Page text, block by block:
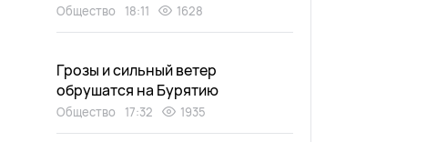
Общество 18:11 1628
Грозы и сильный ветер
обрушатся на Бурятию
Общество 17:32 1935